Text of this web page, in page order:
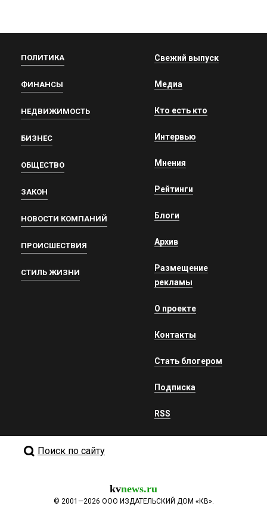
ПОЛИТИКА
ФИНАНСЫ
НЕДВИЖИМОСТЬ
БИЗНЕС
ОБЩЕСТВО
ЗАКОН
НОВОСТИ КОМПАНИЙ
ПРОИСШЕСТВИЯ
СТИЛЬ ЖИЗНИ
Свежий выпуск
Медиа
Кто есть кто
Интервью
Мнения
Рейтинги
Блоги
Архив
Размещение
рекламы
О проекте
Контакты
Стать блогером
Подписка
RSS
Поиск по сайту
kvnews.ru
© 2001—2026 ООО ИЗДАТЕЛЬСКИЙ ДОМ «КВ».